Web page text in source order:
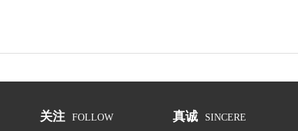
关注 FOLLOW 真诚 SINCERE